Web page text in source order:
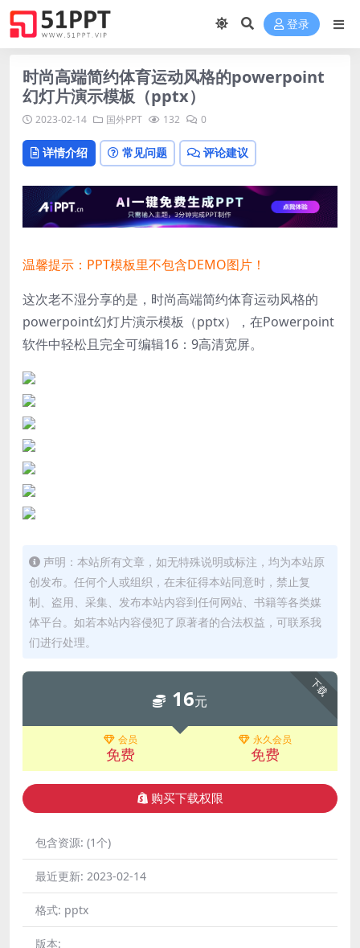
登录
时尚高端简约体育运动风格的powerpoint
幻灯片演示模板（pptx）
2023-02-14 国外PPT 132 0
详情介绍 常见问题 评论建议
温馨提示：PPT模板里不包含DEMO图片！
这次老不湿分享的是，时尚高端简约体育运动风格的
powerpoint幻灯片演示模板（pptx），在Powerpoint
软件中轻松且完全可编辑16：9高清宽屏。
声明：本站所有文章，如无特殊说明或标注，均为本站原
创发布。任何个人或组织，在未征得本站同意时，禁止复
制、盗用、采集、发布本站内容到任何网站、书籍等各类媒
体平台。如若本站内容侵犯了原著者的合法权益，可联系我
们进行处理。
下载
16元
会员
免费
永久会员
免费
购买下载权限
包含资源: (1个)
最近更新: 2023-02-14
格式: pptx
版本: